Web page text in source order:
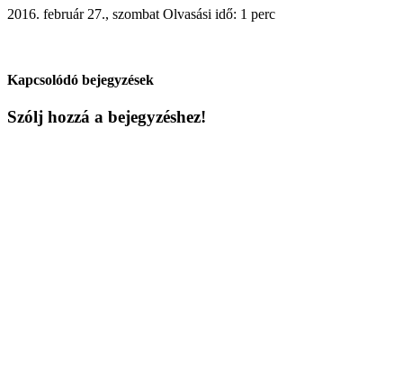
2016. február 27., szombat Olvasási idő: 1 perc
Kapcsolódó bejegyzések
Szólj hozzá a bejegyzéshez!